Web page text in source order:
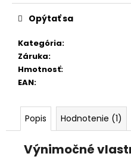
Kategória:
Záruka:
Hmotnosť:
EAN:
Opýtať sa
Popis Hodnotenie (1)
Výnimočné